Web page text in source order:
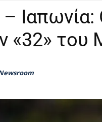
–
«32» του